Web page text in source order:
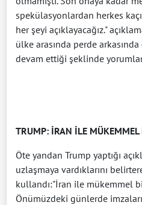
spekülasyonlardan herkes
her şeyi açıklayacağız."
ülke arasında perde
devam ettiği şeklinde
TRUMP: İRAN İLE
Öte yandan Trump yaptığı
uzlaşmaya vardıklarını
kullandı:"İran ile mükemmel
Önümüzdeki günlerde